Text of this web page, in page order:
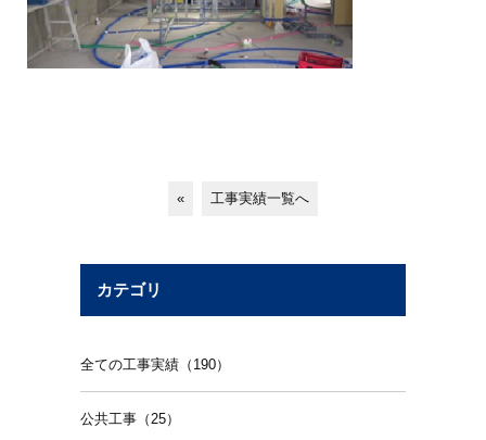
« 工事実績一覧へ
カテゴリ
全ての工事実績（190）
公共工事（25）